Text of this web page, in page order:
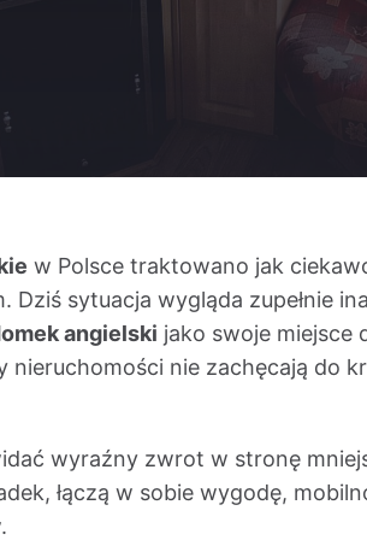
w Polsce traktowano jak
sytuacja wygląda zupełnie
angielski jako swoje miejsce
nie zachęcają do
wyraźny zwrot w stronę
łączą w sobie wygodę,